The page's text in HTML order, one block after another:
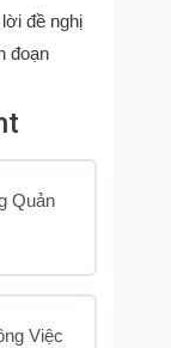
đề nghị
đoạn
Quản
Việc